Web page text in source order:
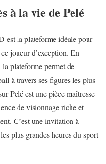
à la vie de Pelé
est la plateforme idéale pour
joueur d’exception. En
plateforme permet de
à travers ses figures les plus
Pelé est une pièce maîtresse
de visionnage riche et
C’est une invitation à
plus grandes heures du sport